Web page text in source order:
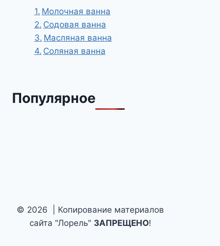
Молочная ванна
Содовая ванна
Масляная ванна
Соляная ванна
Популярное
© 2026 | Копирование материалов
сайта "Лорель" ЗАПРЕЩЕНО!